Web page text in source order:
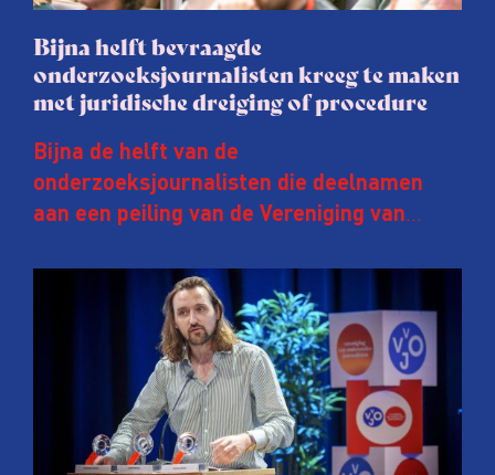
Bijna helft bevraagde
onderzoeksjournalisten kreeg te maken
met juridische dreiging of procedure
Bijna de helft van de
onderzoeksjournalisten die deelnamen
aan een peiling van de Vereniging van
afgelopen twee jaar te maken met
juridische dreiging of een juridische
procedure rond het eigen werk. Dat kost
journalisten tijd, ook ervaren zij stress en
soms worden publicaties aangepast of
gaat de hele publicatie zelfs niet door.